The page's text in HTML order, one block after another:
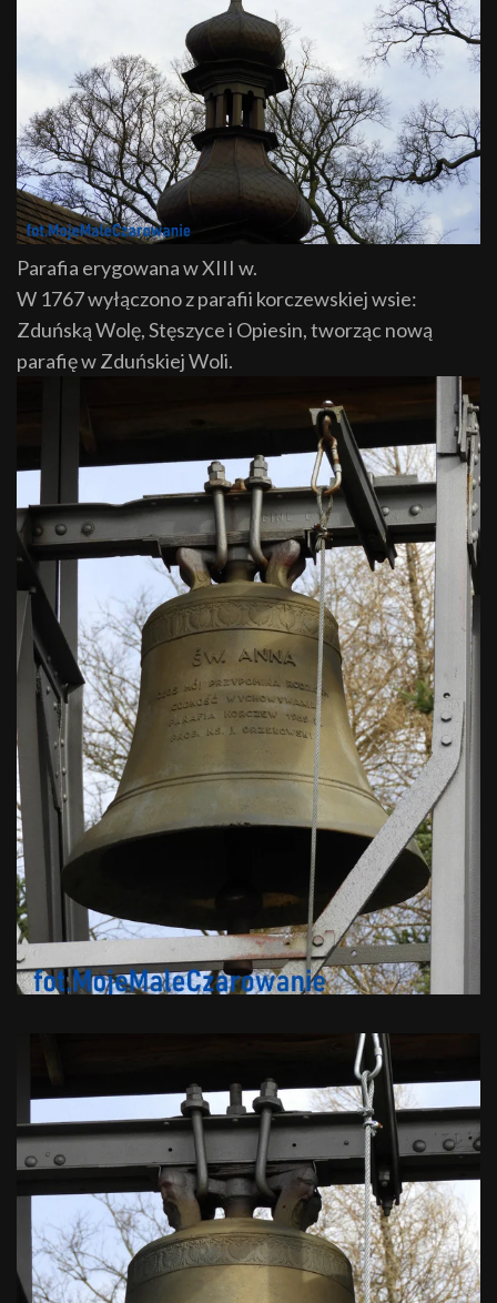
Parafia erygowana w XIII w.
W 1767 wyłączono z parafii korczewskiej wsie:
Zduńską Wolę, Stęszyce i Opiesin, tworząc nową
parafię w Zduńskiej Woli.